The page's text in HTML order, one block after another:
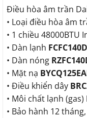
Điều hòa âm trần
• Loại điều hòa âm
• 1 chiều 48000BTU
• Dàn lạnh
• Dàn nóng
• Mặt nạ
• Điều khiển dây
• Môi chất lạnh (gas)
• Bảo hành 12